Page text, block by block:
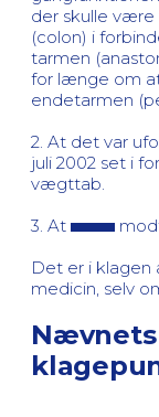
der skulle
(colon) i
tarmen
for længe om
endetarmen
2. At det var
juli 2002 set i
vægttab.
3. At
Det er i klagen
medicin, selv
Nævnets